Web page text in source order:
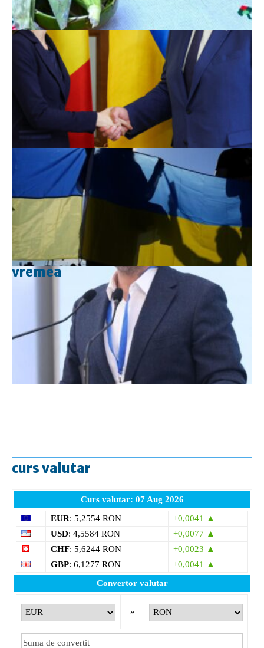
vremea
curs valutar
Curs valutar: 07 Aug 2026
EUR: 5,2554 RON
+0,0041 ▲
USD: 4,5584 RON
+0,0077 ▲
CHF: 5,6244 RON
+0,0023 ▲
GBP: 6,1277 RON
+0,0041 ▲
Convertor valutar
»